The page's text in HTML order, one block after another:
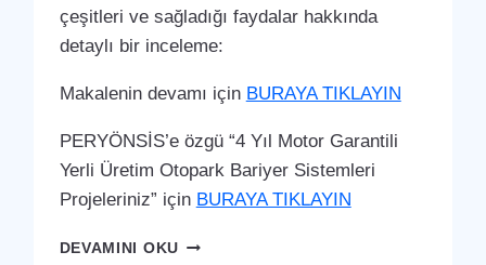
çeşitleri ve sağladığı faydalar hakkında
detaylı bir inceleme:
Makalenin devamı için BURAYA TIKLAYIN
PERYÖNSİS’e özgü “4 Yıl Motor Garantili
Yerli Üretim Otopark Bariyer Sistemleri
Projeleriniz” için BURAYA TIKLAYIN
DEVAMINI OKUMURATPAŞA